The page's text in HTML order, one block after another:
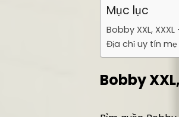
Mục lục
Bobby XXL,
Địa chỉ uy tín
Bobby